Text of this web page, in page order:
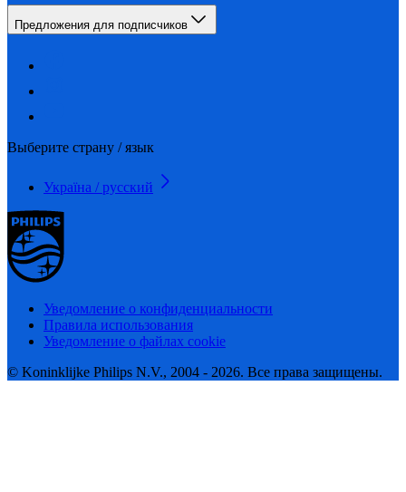
Предложения для подписчиков
Выберите страну / язык
Україна / русский
Уведомление о конфиденциальности
Правила использования
Уведомление о файлах cookie
© Koninklijke Philips N.V., 2004 - 2026. Все права защищены.